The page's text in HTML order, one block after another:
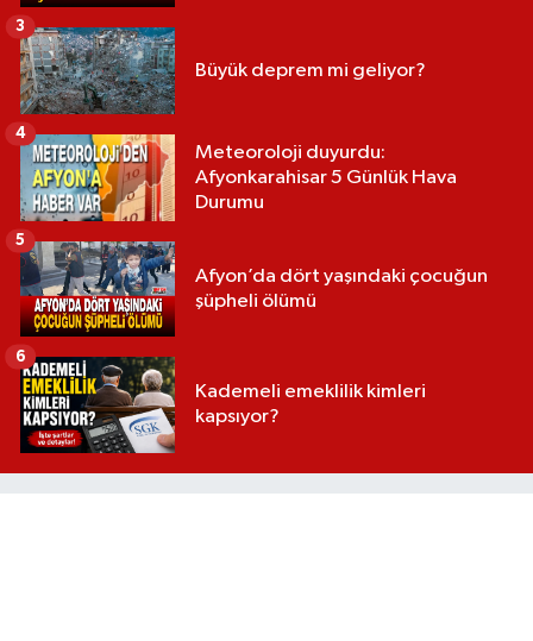
Büyük deprem mi geliyor?
3
Meteoroloji duyurdu:
Afyonkarahisar 5 Günlük Hava
Durumu
4
Afyon’da dört yaşındaki çocuğun
şüpheli ölümü
5
Kademeli emeklilik kimleri
kapsıyor?
6